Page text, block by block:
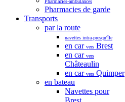
Pharmacies-ambulances
Pharmacies de garde
Transports
par la route
navettes intra-presqu'île
en car vers Brest
en car vers
Châteaulin
en car vers Quimper
en bateau
Navettes pour
Brest